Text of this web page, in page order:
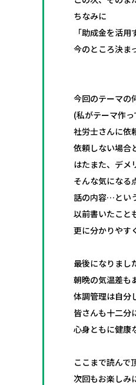
ちなみに
「助成金を活
今のところ決ま
今回のテーマの
(私がテーマ作
社労士さんに依
依頼しない場合
はたまた、デメ
そんな気になる
話の内容…とい
以前書いたこと
更に分かりやす
最後になりまし
朝晩の気温差も
体調管理は自分
皆さんも十二分
心身ともに健康
ここまで読んで
次回もお楽しみ